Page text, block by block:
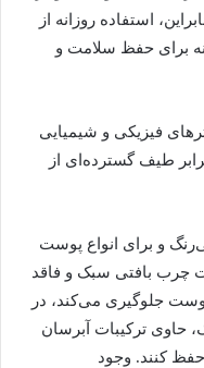
استفاده روزانه از
برای حفظ سلامت و
فیزیکی و شیمیایی
طیف گسترده‌ای از
و برای انواع پوست
بافتی سبک و فاقد
جلوگیری می‌کند، در
ترکیبات آبرسان
کنند. وجود